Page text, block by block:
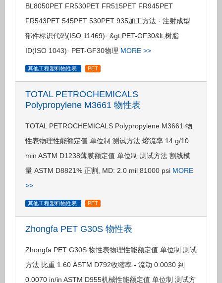
BL8050PET FR530PET FR515PET FR945PET
FR543PET 545PET 530PET 935加工方法 · 注射成型
部件标识代码(ISO 11469)· &gt;PET-GF30&lt;树脂
ID(ISO 1043)· PET-GF30物理 MORE >>
其他工程塑料物性表 PET
TOTAL PETROCHEMICALS
Polypropylene M3661 物性表
TOTAL PETROCHEMICALS Polypropylene M3661 物
性表物理性能额定值 单位制 测试方法 熔流率 14 g/10
min ASTM D1238薄膜额定值 单位制 测试方法 割线模
量 ASTM D8821% 正割, MD: 2.0 mil 81000 psi MORE
>>
其他工程塑料物性表 PET
Zhongfa PET G30S 物性表
Zhongfa PET G30S 物性表物理性能额定值 单位制 测试
方法 比重 1.60 ASTM D792收缩率 - 流动 0.0030 到
0.0070 in/in ASTM D955机械性能额定值 单位制 测试方